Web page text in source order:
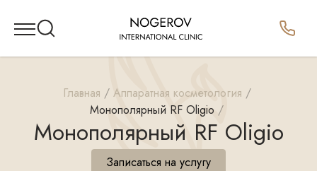
Главная
Аппаратная косметология
Монополярный RF Oligio
Монополярный RF Oligio
Записаться на услугу